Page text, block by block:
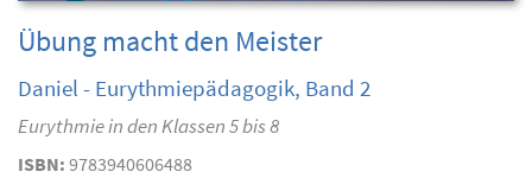
Übung macht den Meister
Daniel - Eurythmiepädagogik, Band 2
Eurythmie in den Klassen 5 bis 8
ISBN: 9783940606488